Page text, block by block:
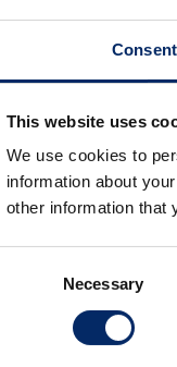
Consent
This website uses
We use cookies to
information about
other information that
Necessary
日本
ブラジル
マカオ